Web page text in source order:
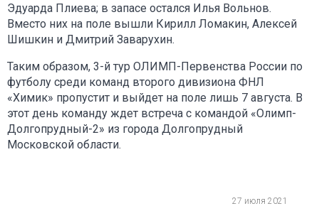
Эдуарда Плиева; в запасе остался Илья Вольнов.
Вместо них на поле вышли Кирилл Ломакин, Алексей
Шишкин и Дмитрий Заварухин.
Таким образом, 3-й тур ОЛИМП-Первенства России по
футболу среди команд второго дивизиона ФНЛ
«Химик» пропустит и выйдет на поле лишь 7 августа. В
этот день команду ждет встреча с командой «Олимп-
Долгопрудный-2» из города Долгопрудный
Московской области.
27 июля 2021